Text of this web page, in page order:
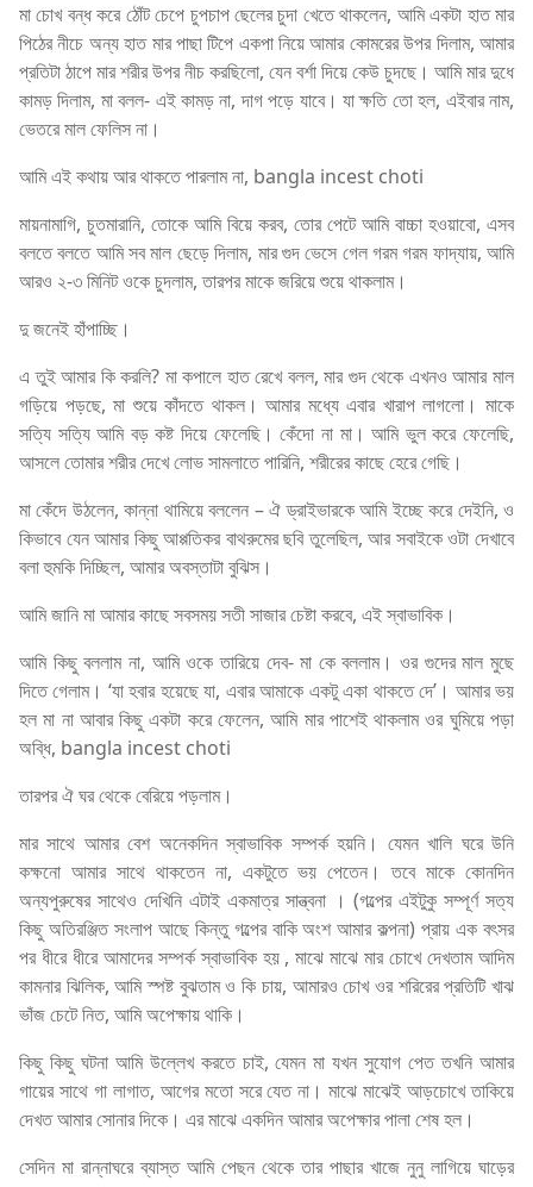
মা চোখ বন্ধ করে ঠোঁট চেপে চুপচাপ ছেলের চুদা খেতে থাকলেন, আমি একটা হাত মার
পিঠের নীচে অন্য হাত মার পাছা টিপে একপা নিয়ে আমার কোমরের উপর দিলাম, আমার
প্রতিটা ঠাপে মার শরীর উপর নীচ করছিলো, যেন বর্শা দিয়ে কেউ চুদছে। আমি মার দুধে
কামড় দিলাম, মা বলল- এই কামড় না, দাগ পড়ে যাবে। যা ক্ষতি তো হল, এইবার নাম,
ভেতরে মাল ফেলিস না।
আমি এই কথায় আর থাকতে পারলাম না, bangla incest choti
মায়নামাগি, চুতমারানি, তোকে আমি বিয়ে করব, তোর পেটে আমি বাচ্চা হওয়াবো, এসব
বলতে বলতে আমি সব মাল ছেড়ে দিলাম, মার গুদ ভেসে গেল গরম গরম ফাদ্যায়, আমি
আরও ২-৩ মিনিট ওকে চুদলাম, তারপর মাকে জরিয়ে শুয়ে থাকলাম।
দু জনেই হাঁপাচ্ছি।
এ তুই আমার কি করলি? মা কপালে হাত রেখে বলল, মার গুদ থেকে এখনও আমার মাল
গড়িয়ে পড়ছে, মা শুয়ে কাঁদতে থাকল। আমার মধ্যে এবার খারাপ লাগলো। মাকে
সত্যি সত্যি আমি বড় কষ্ট দিয়ে ফেলেছি। কেঁদো না মা। আমি ভুল করে ফেলেছি,
আসলে তোমার শরীর দেখে লোভ সামলাতে পারিনি, শরীরের কাছে হেরে গেছি।
মা কেঁদে উঠলেন, কান্না থামিয়ে বললেন – ঐ ড্রাইভারকে আমি ইচ্ছে করে দেইনি, ও
কিভাবে যেন আমার কিছু আপ্পতিকর বাথরুমের ছবি তুলেছিল, আর সবাইকে ওটা দেখাবে
বলা হুমকি দিচ্ছিল, আমার অবস্তাটা বুঝিস।
আমি জানি মা আমার কাছে সবসময় সতী সাজার চেষ্টা করবে, এই স্বাভাবিক।
আমি কিছু বললাম না, আমি ওকে তারিয়ে দেব- মা কে বললাম। ওর গুদের মাল মুছে
দিতে গেলাম। ‘যা হবার হয়েছে যা, এবার আমাকে একটু একা থাকতে দে’। আমার ভয়
হল মা না আবার কিছু একটা করে ফেলেন, আমি মার পাশেই থাকলাম ওর ঘুমিয়ে পড়া
অব্ধি, bangla incest choti
তারপর ঐ ঘর থেকে বেরিয়ে পড়লাম।
মার সাথে আমার বেশ অনেকদিন স্বাভাবিক সম্পর্ক হয়নি। যেমন খালি ঘরে উনি
কক্ষনো আমার সাথে থাকতেন না, একটুতে ভয় পেতেন। তবে মাকে কোনদিন
অন্যপুরুষের সাথেও দেখিনি এটাই একমাত্র সান্ত্বনা । (গল্পের এইটুকু সম্পূর্ণ সত্য
কিছু অতিরঞ্জিত সংলাপ আছে কিন্তু গল্পের বাকি অংশ আমার কল্পনা) প্রায় এক বৎসর
পর ধীরে ধীরে আমাদের সম্পর্ক স্বাভাবিক হয় , মাঝে মাঝে মার চোখে দেখতাম আদিম
কামনার ঝিলিক, আমি স্পষ্ট বুঝতাম ও কি চায়, আমারও চোখ ওর শরিরের প্রতিটি খাঝ
ভাঁজ চেটে নিত, আমি অপেক্ষায় থাকি।
কিছু কিছু ঘটনা আমি উল্লেখ করতে চাই, যেমন মা যখন সুযোগ পেত তখনি আমার
গায়ের সাথে গা লাগাত, আগের মতো সরে যেত না। মাঝে মাঝেই আড়চোখে তাকিয়ে
দেখত আমার সোনার দিকে। এর মাঝে একদিন আমার অপেক্ষার পালা শেষ হল।
সেদিন মা রান্নাঘরে ব্যাস্ত আমি পেছন থেকে তার পাছার খাজে নুনু লাগিয়ে ঘাড়ের